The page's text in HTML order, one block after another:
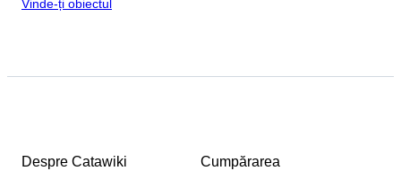
Vinde-ți obiectul
Despre Catawiki Cumpărarea